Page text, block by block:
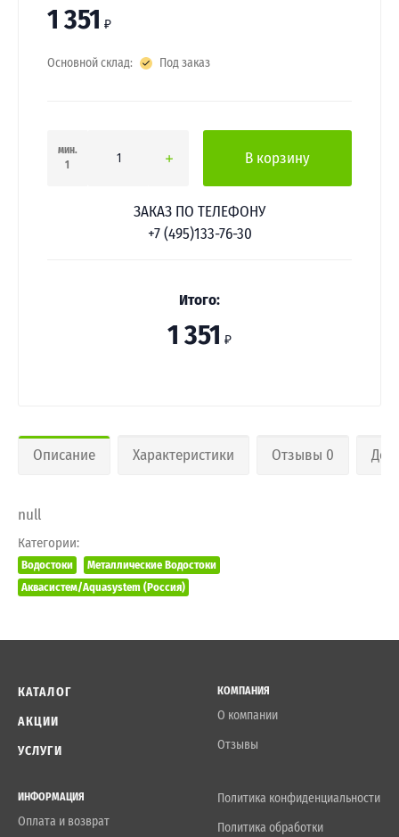
1 351 ₽
Основной склад: Под заказ
мин.
1
В корзину
ЗАКАЗ ПО ТЕЛЕФОНУ
+7 (495)133-76-30
Итого:
1 351 ₽
Описание Характеристики Отзывы 0
null
Категории:
Водостоки
Металлические Водостоки
Аквасистем/Aquasystem (Россия)
КАТАЛОГ
АКЦИИ
УСЛУГИ
КОМПАНИЯ
О компании
Отзывы
ИНФОРМАЦИЯ
Оплата и возврат
Политика конфиденциальности
Политика обработки